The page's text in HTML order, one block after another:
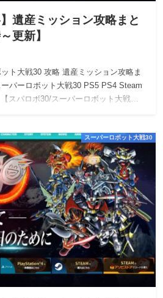
遺産ミッション攻略まと
更新】
ト大戦30 攻略 遺産ミッション攻略ま
パーロボット大戦30 PS5 PS4 Steam
スパロボ30/スーパーロボット大戦…
スーパーロボット大戦30